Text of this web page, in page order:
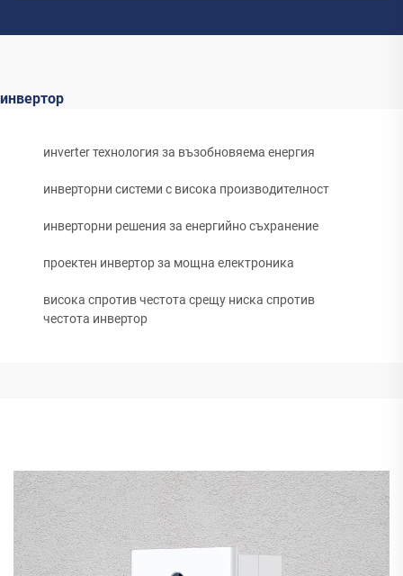
инвертор
инverter технология за възобновяема енергия
инверторни системи с висока производителност
инверторни решения за енергийно съхранение
проектен инвертор за мощна електроника
висока спротив честота срещу ниска спротив
честота инвертор